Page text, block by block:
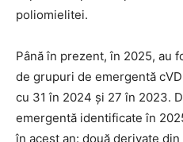
poliomielitei.
Până în prezent, în 2025, au
de grupuri de emergentă
cu 31 în 2024 și 27 în 2023.
emergentă identificate în
în acest an: două derivate